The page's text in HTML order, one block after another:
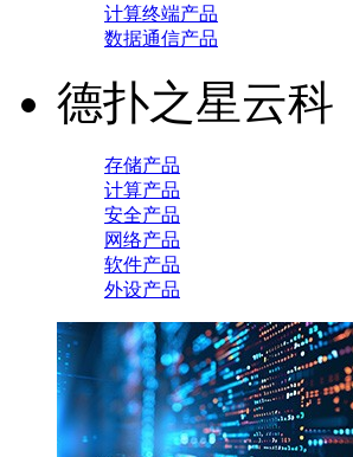
计算终端产品
数据通信产品
德扑之星云科
存储产品
计算产品
安全产品
网络产品
软件产品
外设产品